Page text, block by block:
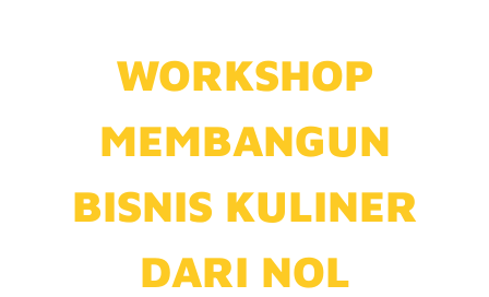
WORKSHOP
MEMBANGUN
BISNIS KULINER
DARI NOL